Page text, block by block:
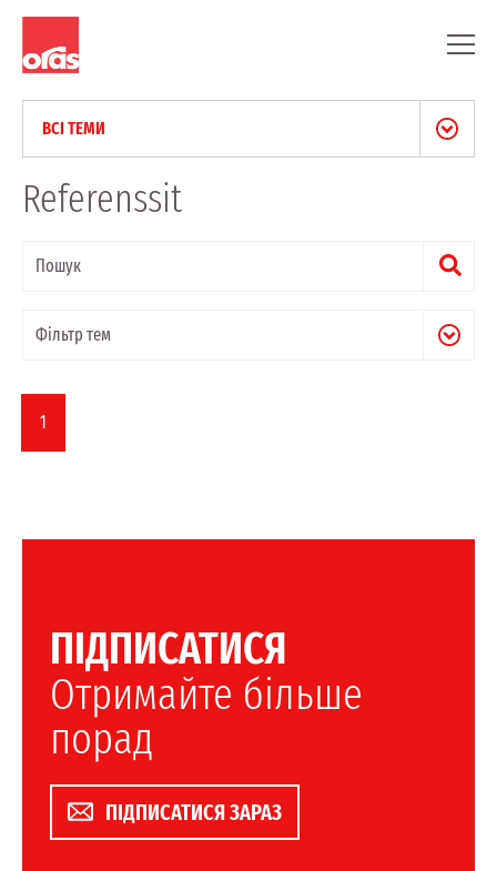
ВСІ ТЕМИ
НОВИНИ ТА ПРЕС-РЕЛІЗИ
Referenssit
1
ПІДПИСАТИСЯ
Отримайте більше
порад
ПІДПИСАТИСЯ ЗАРАЗ